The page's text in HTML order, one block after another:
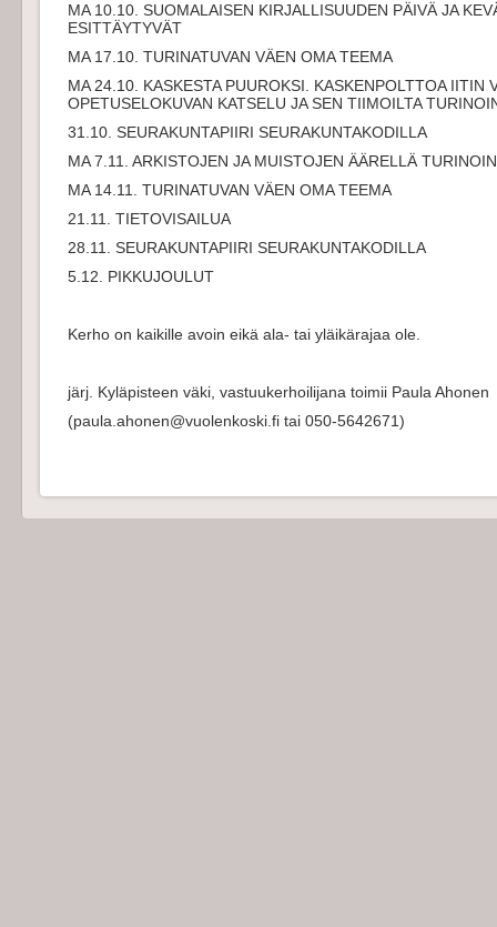
MA 10.10. SUOMALAISEN KIRJALLISUUDEN PÄIVÄ JA
ESITTÄYTYVÄT
MA 17.10. TURINATUVAN VÄEN OMA TEEMA
MA 24.10. KASKESTA PUUROKSI. KASKENPOLTTOA IITIN
OPETUSELOKUVAN KATSELU JA SEN TIIMOILTA
31.10. SEURAKUNTAPIIRI SEURAKUNTAKODILLA
MA 7.11. ARKISTOJEN JA MUISTOJEN ÄÄRELLÄ
MA 14.11. TURINATUVAN VÄEN OMA TEEMA
21.11. TIETOVISAILUA
28.11. SEURAKUNTAPIIRI SEURAKUNTAKODILLA
5.12. PIKKUJOULUT
Kerho on kaikille avoin eikä ala- tai yläikärajaa ole.
järj. Kyläpisteen väki, vastuukerhoilijana toimii Paula Ahonen
(paula.ahonen@vuolenkoski.fi tai 050-5642671)